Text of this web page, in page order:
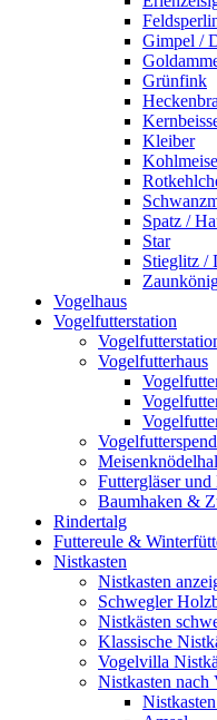
Gimpel /
Grünfink
Kleiber
Kohlmeise
Spatz /
Star
Stieglitz /
Vogelhaus
Vogelfutterstation
Vogelfutterhaus
Futtergläser
Baumhaken &
Rindertalg
Futtereule &
Nistkasten
Nistkasten
Schwegler
Nistkästen
Klassische
Vogelvilla
Nistkasten nach